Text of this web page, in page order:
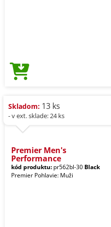
Skladom: 13 ks
- v ext. sklade: 24 ks
Premier Men's
Performance
kód produktu: pr562bl-30 Black
Premier Pohlavie: Muži